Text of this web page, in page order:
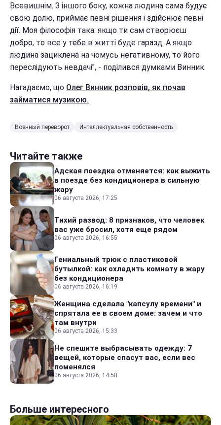
Всевишнім. З іншого боку, кожна людина сама будує
свою долю, приймає певні рішення і здійснює певні
дії. Моя філософія така: якщо ти сам створюєш
добро, то все у тебе в житті буде гаразд. А якщо
людина зациклена на чомусь негативному, то його
переслідують невдачі", - поділився думками Винник.
Нагадаємо, що Олег Винник розповів, як почав
займатися музикою.
Военный переворот Интеллектуальная собственность
Читайте также
Адская поездка отменяется: как выжить
в поезде без кондиционера в сильную
жару
06 августа 2026, 17:25
Тихий развод: 8 признаков, что человек
вас уже бросил, хотя еще рядом
06 августа 2026, 16:55
Гениальный трюк с пластиковой
бутылкой: как охладить комнату в жару
без кондиционера
06 августа 2026, 16:19
Женщина сделала "капсулу времени" и
спрятала ее в своем доме: зачем и что
там внутри
06 августа 2026, 15:33
Не спешите выбрасывать одежду: 7
вещей, которые спасут вас, если вес
поменялся
06 августа 2026, 14:58
Больше интересного